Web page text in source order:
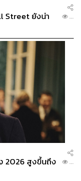
Street ยังน่า
...
2026 สูงขึ้นถึง
...